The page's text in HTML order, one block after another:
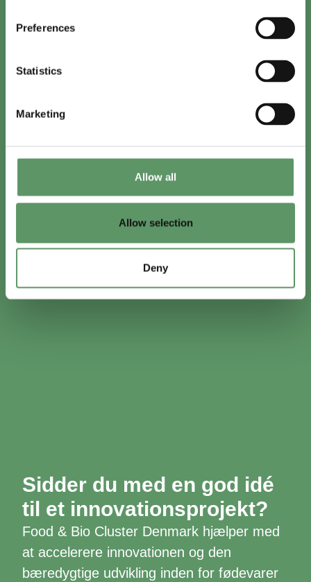
Preferences
Statistics
Marketing
Allow all
Allow selection
Deny
Sidder du med en god idé
til et innovationsprojekt?
Food & Bio Cluster Denmark hjælper med
at accelerere innovationen og den
bæredygtige udvikling inden for fødevarer